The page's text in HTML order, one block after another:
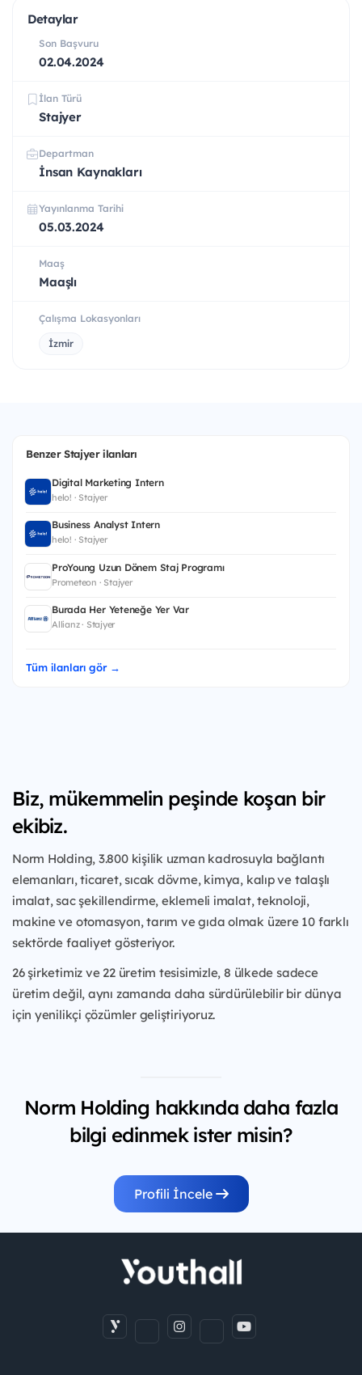
Detaylar
Son Başvuru
02.04.2024
İlan Türü
Stajyer
Departman
İnsan Kaynakları
Yayınlanma Tarihi
05.03.2024
Maaş
Maaşlı
Çalışma Lokasyonları
İzmir
Benzer Stajyer ilanları
Digital Marketing Intern
helo! · Stajyer
Business Analyst Intern
helo! · Stajyer
ProYoung Uzun Dönem Staj Programı
Prometeon · Stajyer
Burada Her Yeteneğe Yer Var
Allianz · Stajyer
Tüm ilanları gör →
Biz, mükemmelin peşinde koşan bir
ekibiz.
Norm Holding, 3.800 kişilik uzman kadrosuyla bağlantı
elemanları, ticaret, sıcak dövme, kimya, kalıp ve talaşlı
imalat, sac şekillendirme, eklemeli imalat, teknoloji,
makine ve otomasyon, tarım ve gıda olmak üzere 10 farklı
sektörde faaliyet gösteriyor.
26 şirketimiz ve 22 üretim tesisimizle, 8 ülkede sadece
üretim değil, aynı zamanda daha sürdürülebilir bir dünya
için yenilikçi çözümler geliştiriyoruz.
Norm Holding hakkında daha fazla
bilgi edinmek ister misin?
Profili İncele